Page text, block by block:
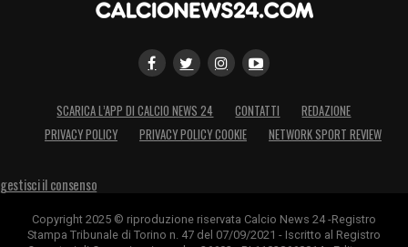
SCARICA L’APP DI CALCIO NEWS 24 CONTATTI
REDAZIONE
PRIVACY POLICY
PRIVACY POLICY COOKIE NETWORK SPORT REVIEW
gestisci il consenso
Copyright 2025 © riproduzione riservata Calcio News 24 -Registro
Stampa Tribunale di Torino n. 47 del 07/09/2021 - Iscritto al Registro